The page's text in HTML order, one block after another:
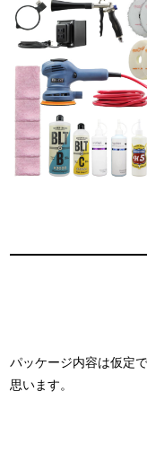
パッケージ内容は仮定
思います。